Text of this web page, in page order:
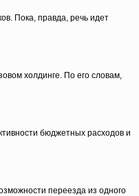
Пока, правда, речь идет
холдинге. По его словам,
бюджетных расходов и
переезда из одного